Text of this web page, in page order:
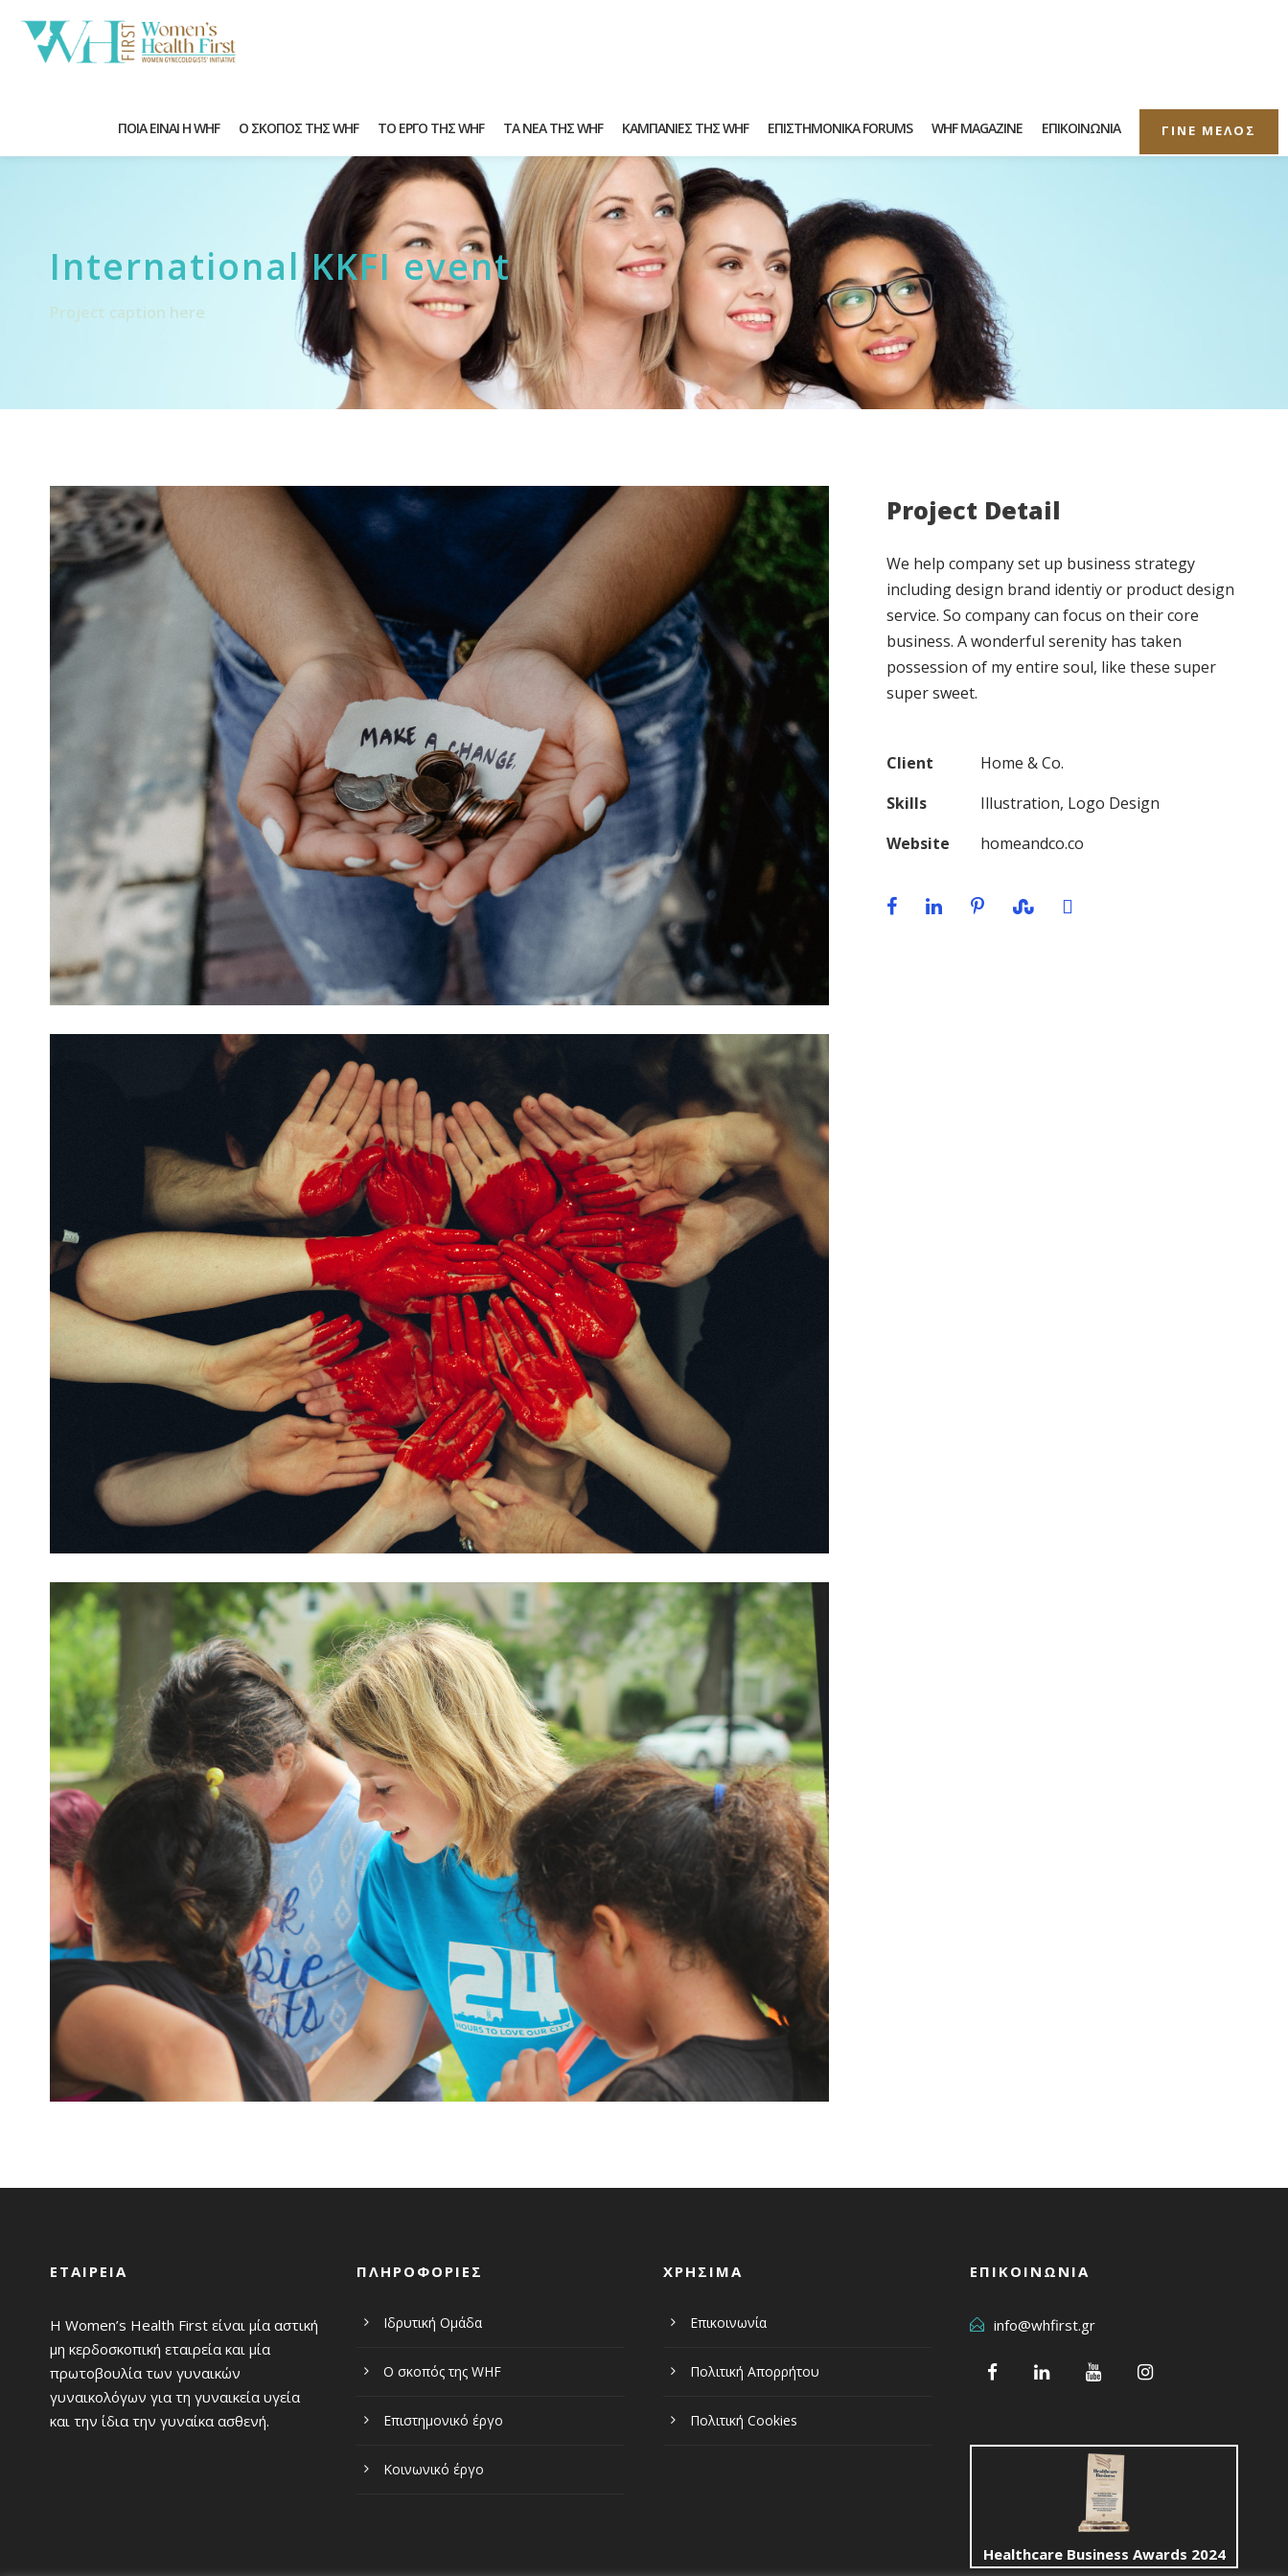
ΠΟΙΑ ΕΙΝΑΙ Η WHF Ο ΣΚΟΠΟΣ ΤΗΣ WHF ΤΟ ΕΡΓΟ ΤΗΣ WHF ΤΑ ΝΕΑ ΤΗΣ WHF ΚΑΜΠΑΝΙΕΣ ΤΗΣ WHF ΕΠΙΣΤΗΜΟΝΙΚΑ FORUMS WHF MAGAZINE ΕΠΙΚΟΙΝΩΝΙΑ ΓΙΝΕ ΜΕΛΟΣ
International KKFI event
Project caption here
Project Detail
We help company set up business strategy
including design brand identiy or product design
service. So company can focus on their core
business. A wonderful serenity has taken
possession of my entire soul, like these super
super sweet.
Client
Home & Co.
Skills
Illustration, Logo Design
Website
homeandco.co
ΕΤΑΙΡΕΙΑ
Η Women’s Health First είναι μία αστική
μη κερδοσκοπική εταιρεία και μία
πρωτοβουλία των γυναικών
γυναικολόγων για τη γυναικεία υγεία
και την ίδια την γυναίκα ασθενή.
ΠΛΗΡΟΦΟΡΙΕΣ
Ιδρυτική Ομάδα
Ο σκοπός της WHF
Επιστημονικό έργο
Κοινωνικό έργο
ΧΡΗΣΙΜΑ
Επικοινωνία
Πολιτική Απορρήτου
Πολιτική Cookies
ΕΠΙΚΟΙΝΩΝΙΑ
info@whfirst.gr
Healthcare Business Awards 2024